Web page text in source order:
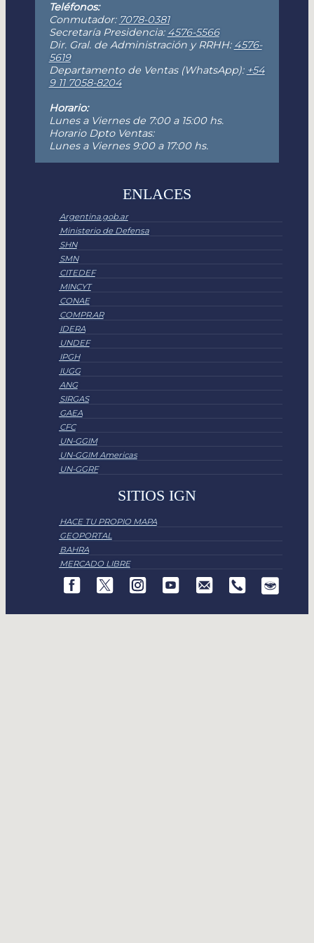
Teléfonos:
Conmutador: 7078-0381
Secretaría Presidencia: 4576-5566
Dir. Gral. de Administración y RRHH: 4576-
5619
Departamento de Ventas (WhatsApp): +54
9 11 7058-8204
Horario:
Lunes a Viernes de 7:00 a 15:00 hs.
Horario Dpto Ventas:
Lunes a Viernes 9:00 a 17:00 hs.
ENLACES
Argentina.gob.ar
Ministerio de Defensa
SHN
SMN
CITEDEF
MINCYT
CONAE
COMPR.AR
IDERA
UNDEF
IPGH
IUGG
ANG
SIRGAS
GAEA
CFC
UN-GGIM
UN-GGIM Americas
UN-GGRF
SITIOS IGN
HACE TU PROPIO MAPA
GEOPORTAL
BAHRA
MERCADO LIBRE